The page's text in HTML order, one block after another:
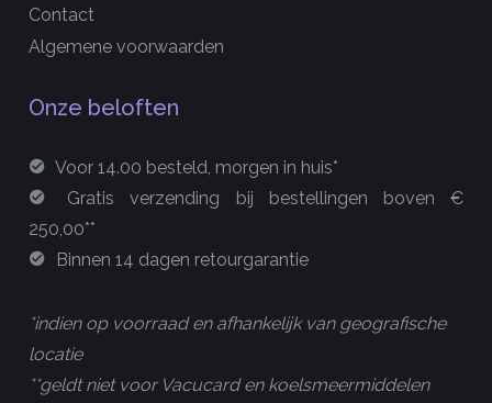
Contact
Algemene voorwaarden
Onze beloften
Voor 14.00 besteld, morgen in huis*
Gratis verzending bij bestellingen boven €
250,00**
Binnen 14 dagen retourgarantie
*indien op voorraad en afhankelijk van geografische
locatie
**geldt niet voor Vacucard en koelsmeermiddelen